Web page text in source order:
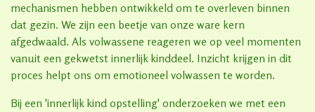
mechanismen hebben ontwikkeld om te overleven binnen
dat gezin. We zijn een beetje van onze ware kern
afgedwaald. Als volwassene reageren we op veel momenten
vanuit een gekwetst innerlijk kinddeel. Inzicht krijgen in dit
proces helpt ons om emotioneel volwassen te worden.
Bij een 'innerlijk kind opstelling' onderzoeken we met een